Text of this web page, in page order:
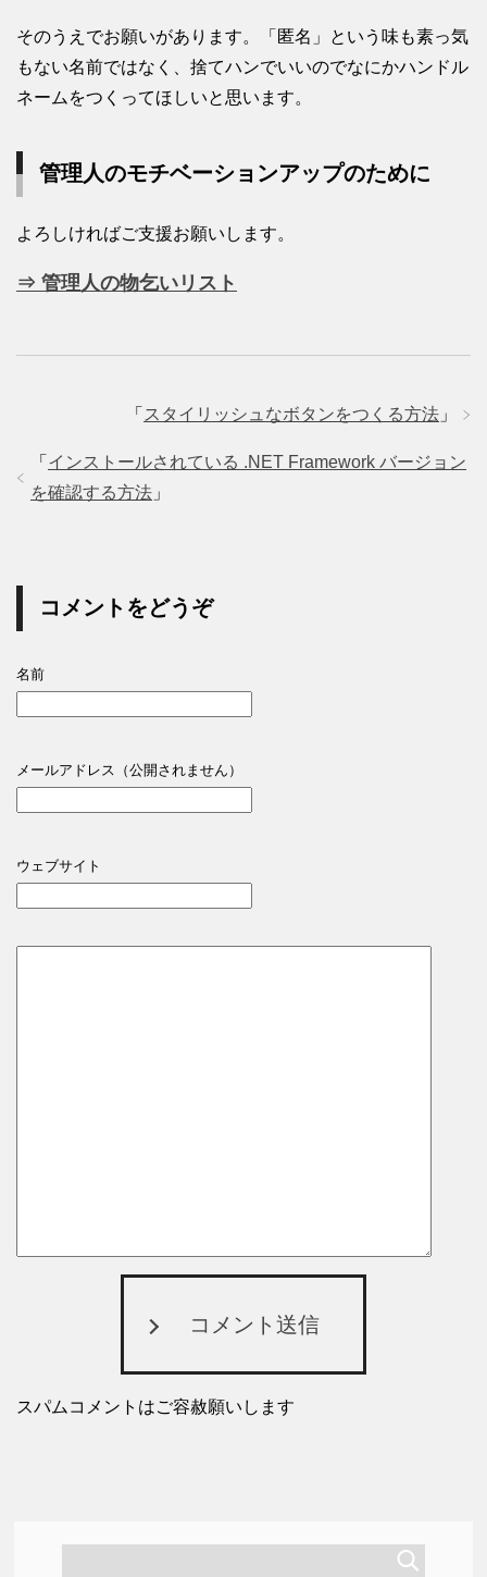
そのうえでお願いがあります。「匿名」という味も素っ気
もない名前ではなく、捨てハンでいいのでなにかハンドル
ネームをつくってほしいと思います。
管理人のモチベーションアップのために
よろしければご支援お願いします。
⇒ 管理人の物乞いリスト
「 スタイリッシュなボタンをつくる方法 」
「 インストールされている .NET Framework バージョン
を確認する方法 」
コメントをどうぞ
名前
メールアドレス（公開されません）
ウェブサイト
コメント送信
スパムコメントはご容赦願いします